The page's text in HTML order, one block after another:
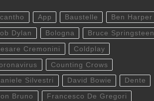
App Baustelle Ben Harper
Dylan Bologna Bruce Springsteen
Cremonini Coldplay
Counting Crows
Silvestri David Bowie Dente
Bruno Francesco De Gregori